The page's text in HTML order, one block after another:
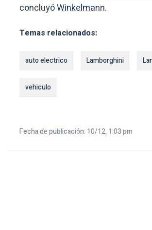
concluyó Winkelmann.
Temas relacionados:
auto electrico Lamborghini
vehiculo
Fecha de publicación: 10/12, 1:03 pm